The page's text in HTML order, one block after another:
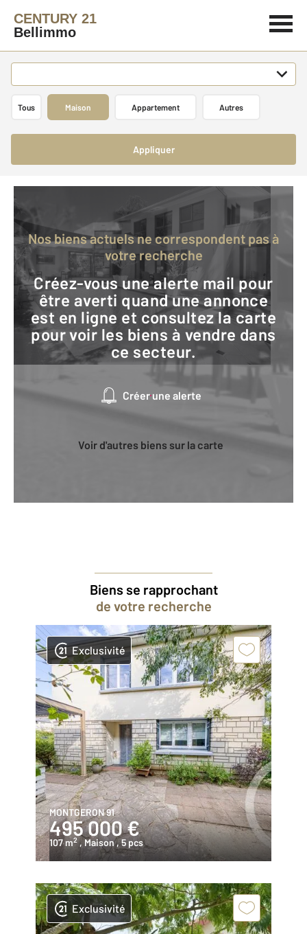
CENTURY 21
Bellimmo
Tous Maison Appartement Autres
Appliquer
Nos biens actuels ne correspondent pas à
votre recherche
Créez-vous une alerte mail pour
être averti quand une annonce
est en ligne et consultez la carte
pour voir les biens à vendre dans
ce secteur.
Créer une alerte
Voir d'autres biens sur la carte
Biens se rapprochant
de votre recherche
Exclusivité
MONTGERON 91
495 000 €
107 m2 , Maison, 5 pcs
Exclusivité